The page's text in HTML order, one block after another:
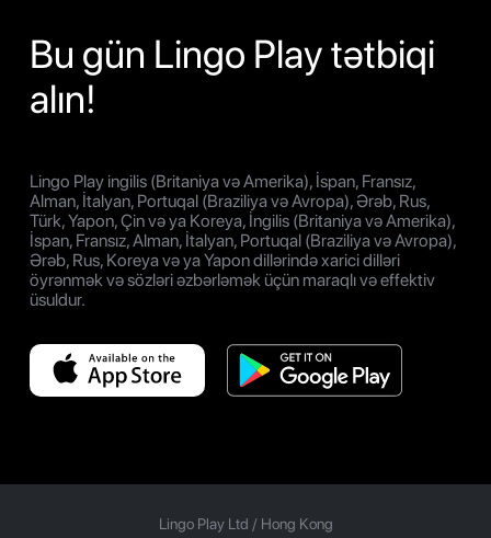
Bu gün Lingo Play tətbiqi
alın!
Lingo Play ingilis (Britaniya və Amerika), İspan, Fransız,
Alman, İtalyan, Portuqal (Braziliya və Avropa), Ərəb, Rus,
Türk, Yapon, Çin və ya Koreya, İngilis (Britaniya və Amerika),
İspan, Fransız, Alman, İtalyan, Portuqal (Braziliya və Avropa),
Ərəb, Rus, Koreya və ya Yapon dillərində xarici dilləri
öyrənmək və sözləri əzbərləmək üçün maraqlı və effektiv
üsuldur.
Lingo Play Ltd / Hong Kong